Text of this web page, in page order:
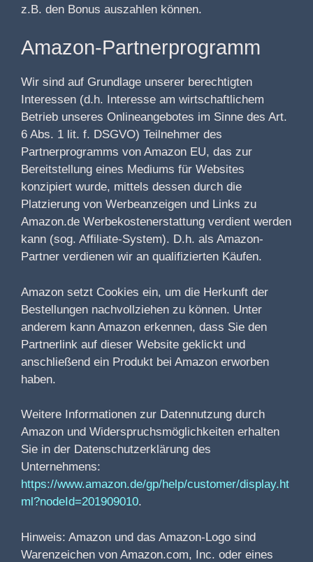
z.B. den Bonus auszahlen können.
Amazon-Partnerprogramm
Wir sind auf Grundlage unserer berechtigten
Interessen (d.h. Interesse am wirtschaftlichem
Betrieb unseres Onlineangebotes im Sinne des Art.
6 Abs. 1 lit. f. DSGVO) Teilnehmer des
Partnerprogramms von Amazon EU, das zur
Bereitstellung eines Mediums für Websites
konzipiert wurde, mittels dessen durch die
Platzierung von Werbeanzeigen und Links zu
Amazon.de Werbekostenerstattung verdient werden
kann (sog. Affiliate-System). D.h. als Amazon-
Partner verdienen wir an qualifizierten Käufen.
Amazon setzt Cookies ein, um die Herkunft der
Bestellungen nachvollziehen zu können. Unter
anderem kann Amazon erkennen, dass Sie den
Partnerlink auf dieser Website geklickt und
anschließend ein Produkt bei Amazon erworben
haben.
Weitere Informationen zur Datennutzung durch
Amazon und Widerspruchsmöglichkeiten erhalten
Sie in der Datenschutzerklärung des
Unternehmens:
https://www.amazon.de/gp/help/customer/display.ht
ml?nodeId=201909010.
Hinweis: Amazon und das Amazon-Logo sind
Warenzeichen von Amazon.com, Inc. oder eines